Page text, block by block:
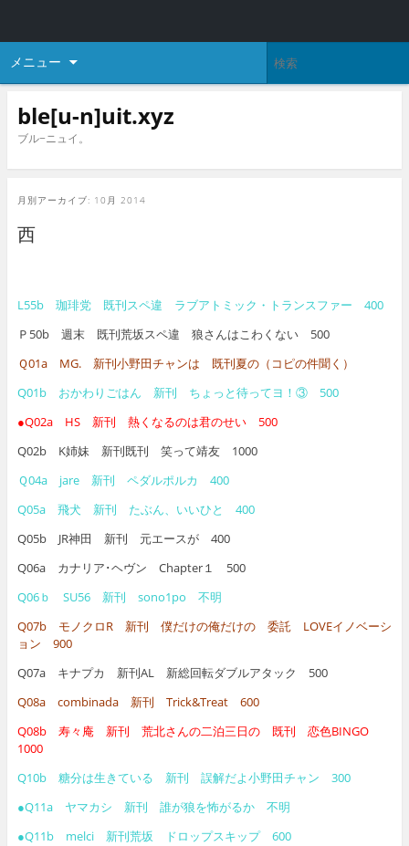
メニュー
ble[u-n]uit.xyz
ブル−ニュイ。
月別アーカイブ: 10月 2014
西
L55b 珈琲党 既刊スペ違 ラブアトミック・トランスファー 400
Ｐ50b 週末 既刊荒坂スペ違 狼さんはこわくない 500
Ｑ01a MG. 新刊小野田チャンは 既刊夏の（コピの件聞く）
Q01b おかわりごはん 新刊 ちょっと待ってヨ！③ 500
●Q02a HS 新刊 熱くなるのは君のせい 500
Q02b K姉妹 新刊既刊 笑って靖友 1000
Ｑ04a jare 新刊 ペダルポルカ 400
Q05a 飛犬 新刊 たぶん、いいひと 400
Q05b JR神田 新刊 元エースが 400
Q06a カナリア･ヘヴン Chapter１ 500
Q06ｂ SU56 新刊 sono1po 不明
Q07b モノクロR 新刊 僕だけの俺だけの 委託 LOVEイノベーシ
ョン 900
Q07a キナプカ 新刊AL 新総回転ダブルアタック 500
Q08a combinada 新刊 Trick&Treat 600
Q08b 寿々庵 新刊 荒北さんの二泊三日の 既刊 恋色BINGO
1000
Q10b 糖分は生きている 新刊 誤解だよ小野田チャン 300
●Q11a ヤマカシ 新刊 誰が狼を怖がるか 不明
●Q11b melci 新刊荒坂 ドロップスキップ 600